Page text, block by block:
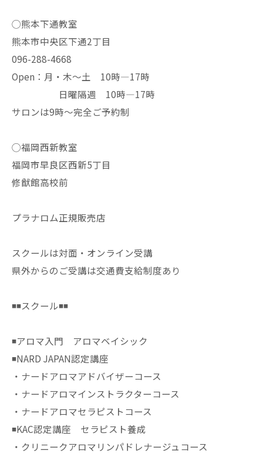
◯熊本下通教室
熊本市中央区下通2丁目
096-288-4668
Open：月・木〜土 10時—17時
日曜隔週 10時—17時
サロンは9時〜完全ご予約制
◯福岡西新教室
福岡市早良区西新5丁目
修猷館高校前
プラナロム正規販売店
スクールは対面・オンライン受講
県外からのご受講は交通費支給制度あり
◾️◾️スクール◾️◾️
◾️アロマ入門 アロマベイシック
◾️NARD JAPAN認定講座
・ナードアロマアドバイザーコース
・ナードアロマインストラクターコース
・ナードアロマセラピストコース
◾️KAC認定講座 セラピスト養成
・クリニークアロマリンパドレナージュコース